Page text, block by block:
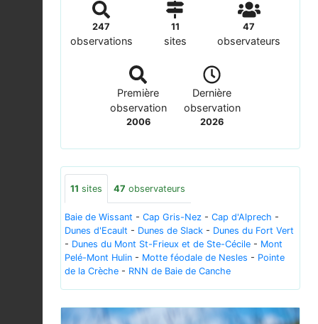
247
observations
11
sites
47
observateurs
Première
observation
2006
Dernière
observation
2026
11 sites 47 observateurs
Baie de Wissant - Cap Gris-Nez - Cap d'Alprech -
Dunes d'Ecault - Dunes de Slack - Dunes du Fort Vert
- Dunes du Mont St-Frieux et de Ste-Cécile - Mont
Pelé-Mont Hulin - Motte féodale de Nesles - Pointe
de la Crèche - RNN de Baie de Canche